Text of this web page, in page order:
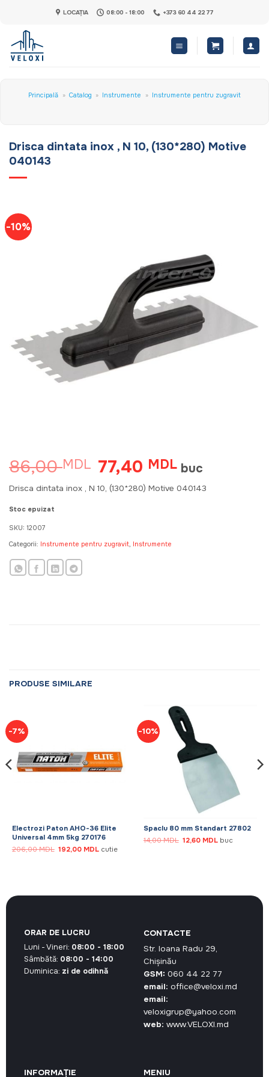
content
LOCAȚIA 08:00 - 18:00 +373 60 44 22 77
Principală » Catalog » Instrumente » Instrumente pentru zugravit
Drisca dintata inox , N 10, (130*280) Motive
040143
-10%
86,00MDL Prețul
inițial
a
77,40 MDLPrețul
curent
este:
buc
Drisca dintata inox , N 10, (130*280) Motive 040143
Stoc epuizat
SKU: 12007
Categorii: Instrumente pentru zugravit, Instrumente
PRODUSE SIMILARE
-7%
Electrozi Paton АНО-36 Elite
Universal 4mm 5kg 270176
206,00MDL Prețul
inițial
192,00 MDLPrețul
cutie
-10%
Spaclu 80 mm Standart 27802
14,00MDL Prețul
inițial
12,60 MDLPrețul
buc
CONTACTE
Str. Ioana Radu 29,
Chișinău
GSM: 060 44 22 77
email: office@veloxi.md
email:
veloxigrup@yahoo.com
web: www.VELOXI.md
INFORMAȚIE MENIU
ORAR DE LUCRU
Luni - Vineri: 08:00 - 18:00
Sâmbătă: 08:00 - 14:00
Duminica: zi de odihnă